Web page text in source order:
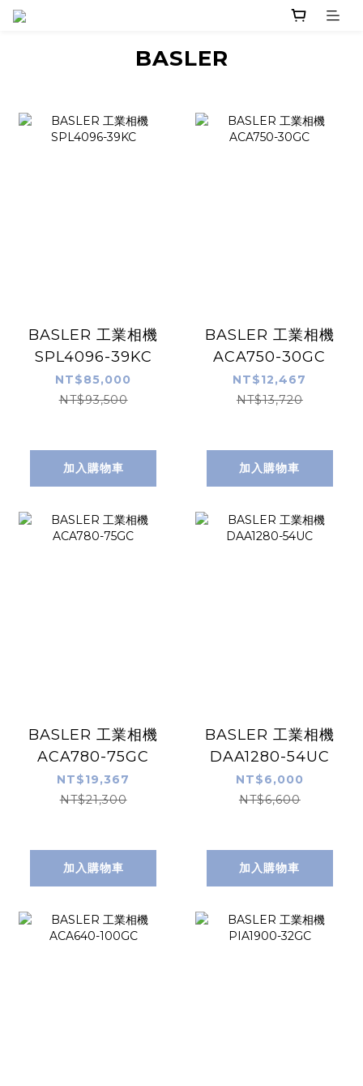
BASLER
BASLER 工業相機
SPL4096-39KC
NT$85,000
NT$93,500
加入購物車
BASLER 工業相機
ACA750-30GC
NT$12,467
NT$13,720
加入購物車
BASLER 工業相機
ACA780-75GC
NT$19,367
NT$21,300
加入購物車
BASLER 工業相機
DAA1280-54UC
NT$6,000
NT$6,600
加入購物車